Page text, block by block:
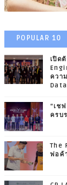
POPULAR 10
เปิด
ควา
“เช
ครบ
The
พ่อค้